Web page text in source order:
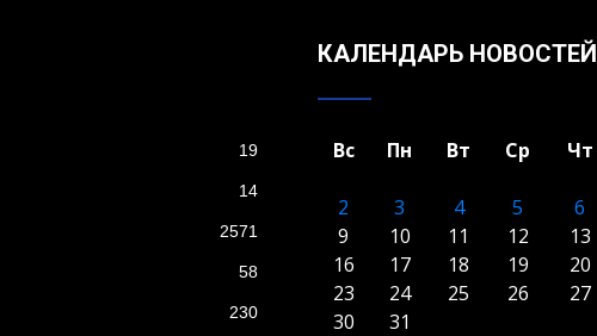
19
14
2571
58
230
КАЛЕНДАРЬ НОВОСТЕЙ
Вс Пн Вт Ср Чт
2
3 4 5 6
9
10 11 12 13
16
17 18 19 20
23
24 25 26 27
30
31